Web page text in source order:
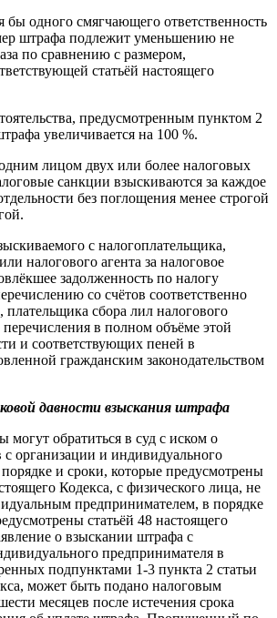
одного смягчающего ответственность
штрафа подлежит уменьшению не
по сравнению с размером,
статьёй настоящего
предусмотренным пунктом 2
увеличивается на 100 %.
лицом двух или более налоговых
санкции взыскиваются за каждое
без поглощения менее строгой
с налогоплательщика,
налогового агента за налоговое
задолженность по налогу
со счётов соответственно
плательщика сбора лил налогового
перечисления в полном объёме этой
и соответствующих пеней в
гражданским законодательством
давности взыскания штрафа
могут обратиться в суд с иском о
организации и индивидуального
и сроки, которые предусмотрены
Кодекса, с физического лица, не
предпринимателем, в порядке
статьёй 48 настоящего
о взыскании штрафа с
предпринимателя в
подпунктами 1-3 пункта 2 статьи
может быть подано налоговым
месяцев после истечения срока